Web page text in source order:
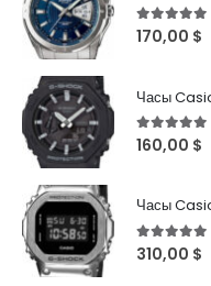
5out of
170,00 $
Часы
5out of
160,00 $
Часы
5out of
310,00 $